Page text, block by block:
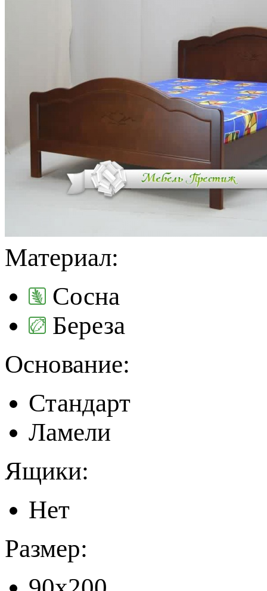
Материал:
Сосна
Береза
Основание:
Стандарт
Ламели
Ящики:
Нет
Размер: